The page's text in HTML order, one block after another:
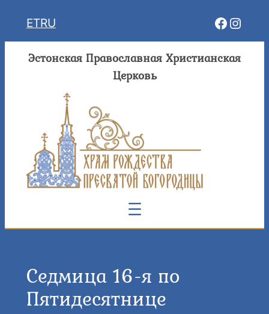
ETRU
Эстонская Православная Христианская
Церковь
Седмица 16-я по
Пятидесятнице